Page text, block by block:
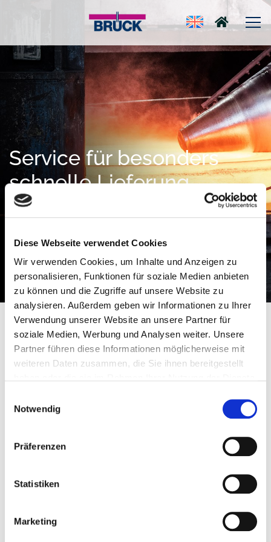
Diese Webseite verwendet Cookies
Wir verwenden Cookies, um Inhalte und Anzeigen zu
personalisieren, Funktionen für soziale Medien anbieten
zu können und die Zugriffe auf unsere Website zu
analysieren. Außerdem geben wir Informationen zu Ihrer
Verwendung unserer Website an unsere Partner für
soziale Medien, Werbung und Analysen weiter. Unsere
Partner führen diese Informationen möglicherweise mit
weiteren Daten zusammen, die Sie ihnen bereitgestellt
Notwendig
Präferenzen
Statistiken
Marketing
Service für besonders
schnelle Lieferung
Zur Vermeidung von Stillstandzeiten oder
Konventionalstrafen
Wenn’s wirklich darauf
ankommt, machen wir
Unmögliches möglich.
Wenn Ihr Projekt vor kaum lösbar engen Zeitfenstern steht,
benötigen Sie eine besondere Betreuung. In diesem Fall
greift für unsere Kunden das „Priority-System“. Nun ist das
hohen Qualitätsansprüche müssen weiterhin gelten. Unsere
Steuerung greift über ein ausgeklügeltes Programm in die
ermöglicht Ihnen so Lieferzeiten, die deutlich unter dem